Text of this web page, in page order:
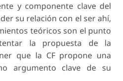
y componente clave del
su relación con el serahí,
teóricos son el punto
la propuesta de la
que la CF propone una
argumento clave de su